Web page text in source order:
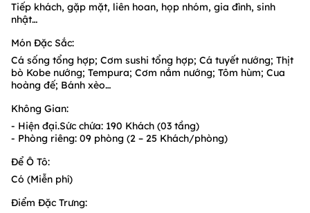
Tiếp khách, gặp mặt, liên hoan, họp nhóm, gia đình, sinh
nhật…
Món Đặc Sắc:
Cá sống tổng hợp; Cơm sushi tổng hợp; Cá tuyết nướng; Thịt
bò Kobe nướng; Tempura; Cơm nắm nướng; Tôm hùm; Cua
hoàng đế; Bánh xèo…
Không Gian:
- Hiện đại.Sức chứa: 190 Khách (03 tầng)
- Phòng riêng: 09 phòng (2 – 25 Khách/phòng)
Để Ô Tô:
Có (Miễn phí)
Điểm Đặc Trưng: